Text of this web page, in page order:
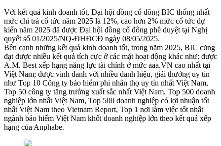
Với kết quả kinh doanh tốt, Đại hội đồng cổ đông BIC thống nhất
mức chi trả cổ tức năm 2025 là 12%, cao hơn 2% mức cổ tức dự
kiến năm 2025 đã được Đại hội đồng cổ đông phê duyệt tại Nghị
quyết số 01/2025/NQ-ĐHĐCĐ ngày 08/05/2025.
Bên cạnh những kết quả kinh doanh tốt, trong năm 2025, BIC cũng
đạt được nhiều kết quả tích cực ở các mặt hoạt động khác như: được
A.M. Best xếp hạng năng lực tài chính ở mức aaa.VN cao nhất tại
Việt Nam; được vinh danh với nhiều danh hiệu, giải thưởng uy tín
như Top 10 Công ty bảo hiểm phi nhân thọ uy tín nhất Việt Nam,
Top 50 công ty tăng trưởng xuất sắc nhất Việt Nam, Top 500 doanh
nghiệp lớn nhất Việt Nam, Top 500 doanh nghiệp có lợi nhuận tốt
nhất Việt Nam theo Vietnam Report, Top 1 nơi làm việc tốt nhất
ngành bảo hiểm Việt Nam khối doanh nghiệp lớn theo kết quả xếp
hạng của Anphabe.